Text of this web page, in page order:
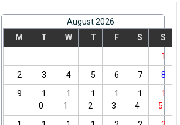
August 2026
M
T W T F S S
1
2
3 4 5 6 7
8
9
1
0
1
1
1
2
1
3
1
4
1
5